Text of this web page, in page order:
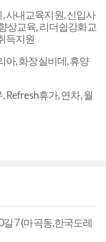
사내교육지원, 신입사
상교육, 리더쉽강화교
득지원
아, 화장실비데, 휴양
Refresh휴가, 연차, 월
7 (마곡동,한국도레